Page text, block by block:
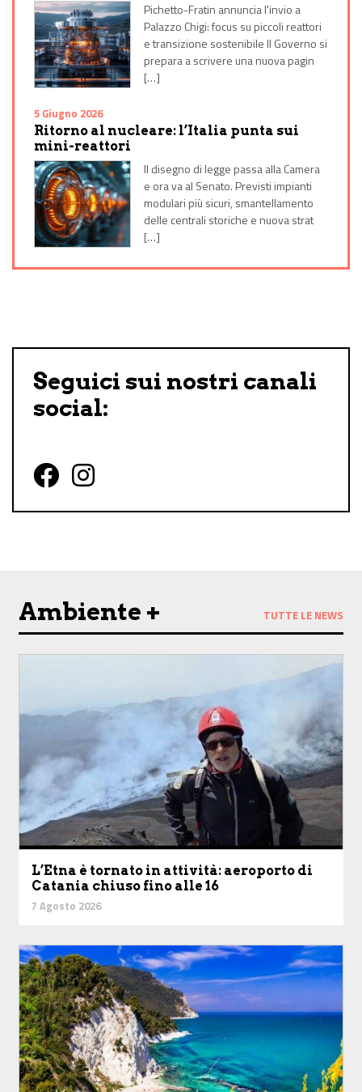
Pichetto-Fratin annuncia l'invio a
Palazzo Chigi: focus su piccoli reattori
e transizione sostenibile Il Governo si
prepara a scrivere una nuova pagin
[…]
5 Giugno 2026
Ritorno al nucleare: l’Italia punta sui
mini-reattori
Il disegno di legge passa alla Camera
e ora va al Senato. Previsti impianti
modulari più sicuri, smantellamento
delle centrali storiche e nuova strat
[…]
Seguici sui nostri canali
social:
Follow us on Facebook
Follow us on Instagram
Ambiente + TUTTE LE NEWS
L’Etna è tornato in attività: aeroporto di
Catania chiuso fino alle 16
7 Agosto 2026